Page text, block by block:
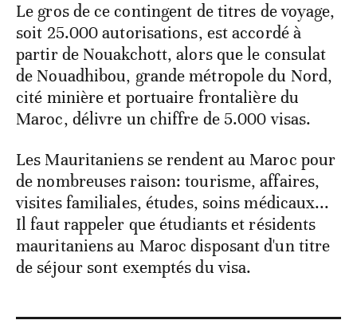
Le gros de ce contingent de titres de voyage,
soit 25.000 autorisations, est accordé à
partir de Nouakchott, alors que le consulat
de Nouadhibou, grande métropole du Nord,
cité minière et portuaire frontalière du
Maroc, délivre un chiffre de 5.000 visas.
Les Mauritaniens se rendent au Maroc pour
de nombreuses raison: tourisme, affaires,
visites familiales, études, soins médicaux...
Il faut rappeler que étudiants et résidents
mauritaniens au Maroc disposant d'un titre
de séjour sont exemptés du visa.